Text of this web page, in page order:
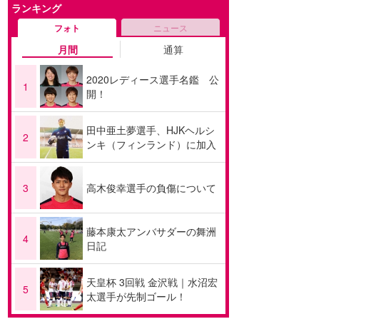
ランキング
フォト ニュース
月間 通算
1
2020レディース選手名鑑 公
開！
2
田中亜土夢選手、HJKヘルシ
ンキ（フィンランド）に加入
3 高木俊幸選手の負傷について
4
藤本康太アンバサダーの舞洲
日記
5
天皇杯 3回戦 金沢戦｜水沼宏
太選手が先制ゴール！